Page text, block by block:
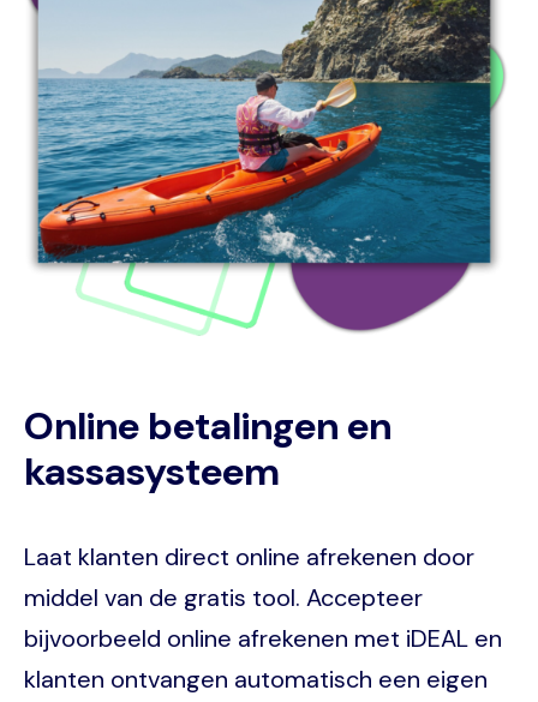
Online betalingen en
kassasysteem
Laat klanten direct online afrekenen door
middel van de gratis tool. Accepteer
bijvoorbeeld online afrekenen met iDEAL en
klanten ontvangen automatisch een eigen